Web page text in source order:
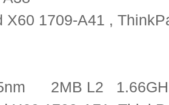
1709-A41 ,
2MB L2